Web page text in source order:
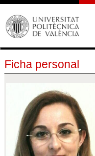
Ficha personal